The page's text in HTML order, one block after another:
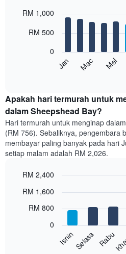
chart
bars.
purata
bilik
setiap
bulan
Carta
mempunyai
1
memaparkan
bulan.
Carta
mempunyai
graphic.
Jan Mac Mei
0
RM 500
RM 1,000
Apakah hari termurah untuk
dalam Sheepshead Bay?
Hari termurah untuk menginap
(RM 756). Sebaliknya, pengembara
membayar paling banyak pada hari
setiap malam adalah RM 2,026.
chart
graphic.
IsninSelasa Rabu
0
RM 800
RM 1,600
RM 2,400